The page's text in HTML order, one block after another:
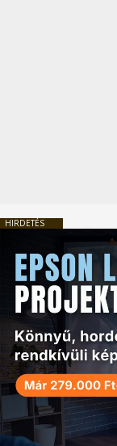
HIRDETÉS